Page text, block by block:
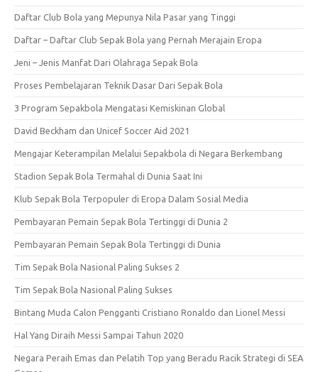
Daftar Club Bola yang Mepunya Nila Pasar yang Tinggi
Daftar – Daftar Club Sepak Bola yang Pernah Merajain Eropa
Jeni – Jenis Manfat Dari Olahraga Sepak Bola
Proses Pembelajaran Teknik Dasar Dari Sepak Bola
3 Program Sepakbola Mengatasi Kemiskinan Global
David Beckham dan Unicef Soccer Aid 2021
Mengajar Keterampilan Melalui Sepakbola di Negara Berkembang
Stadion Sepak Bola Termahal di Dunia Saat Ini
Klub Sepak Bola Terpopuler di Eropa Dalam Sosial Media
Pembayaran Pemain Sepak Bola Tertinggi di Dunia 2
Pembayaran Pemain Sepak Bola Tertinggi di Dunia
Tim Sepak Bola Nasional Paling Sukses 2
Tim Sepak Bola Nasional Paling Sukses
Bintang Muda Calon Pengganti Cristiano Ronaldo dan Lionel Messi
Hal Yang Diraih Messi Sampai Tahun 2020
Negara Peraih Emas dan Pelatih Top yang Beradu Racik Strategi di SEA